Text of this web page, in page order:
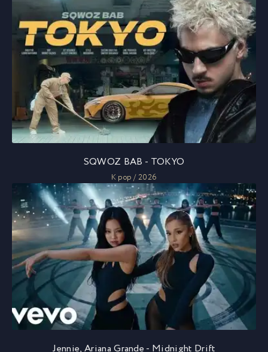
SQWOZ BAB - TOKYO
K pop / 2026
Jennie, Ariana Grande - Midnight Drift